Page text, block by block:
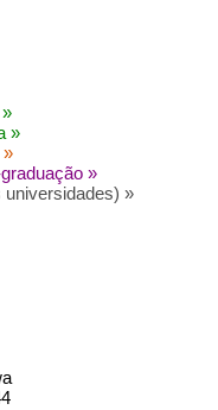
»
»
»
universidades) »